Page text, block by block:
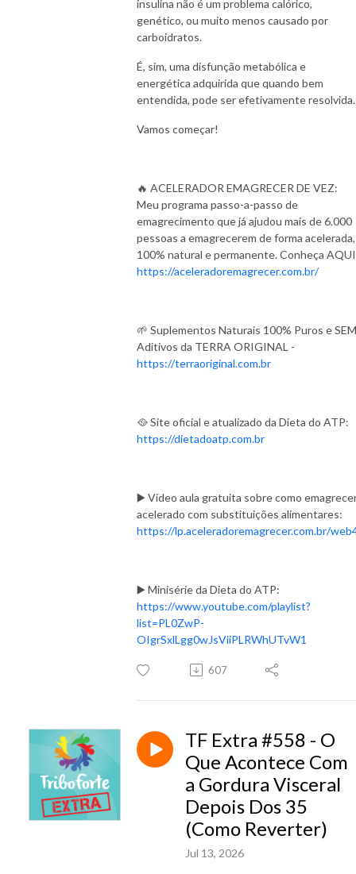
insulina não é um problema calórico,
genético, ou muito menos causado por
carboidratos.
É, sim, uma disfunção metabólica e
energética adquirida que quando bem
entendida, pode ser efetivamente
Vamos começar!
🔥 ACELERADOR EMAGRECER DE VEZ:
Meu programa passo-a-passo de
emagrecimento que já ajudou mais de 6.000
pessoas a emagrecerem de forma acelerada,
100% natural e permanente. Conheça
https://aceleradoremagrecer.com.br/
🌱 Suplementos Naturais 100% Puros e SEM
Aditivos da TERRA ORIGINAL -
https://terraoriginal.com.br
🥘 Site oficial e atualizado da Dieta do ATP:
https://dietadoatp.com.br
▶️ Vídeo aula gratuita sobre como
acelerado com substituições alimentares:
https://lp.aceleradoremagrecer.com.br/
▶️ Minisérie da Dieta do ATP:
https://www.youtube.com/playlist?
list=PL0ZwP-
OIgrSxlLgg0wJsViiPLRWhUTvW1
607
TF Extra #558 - O
Que Acontece Com
a Gordura Visceral
Depois Dos 35
(Como Reverter)
Jul 13, 2026